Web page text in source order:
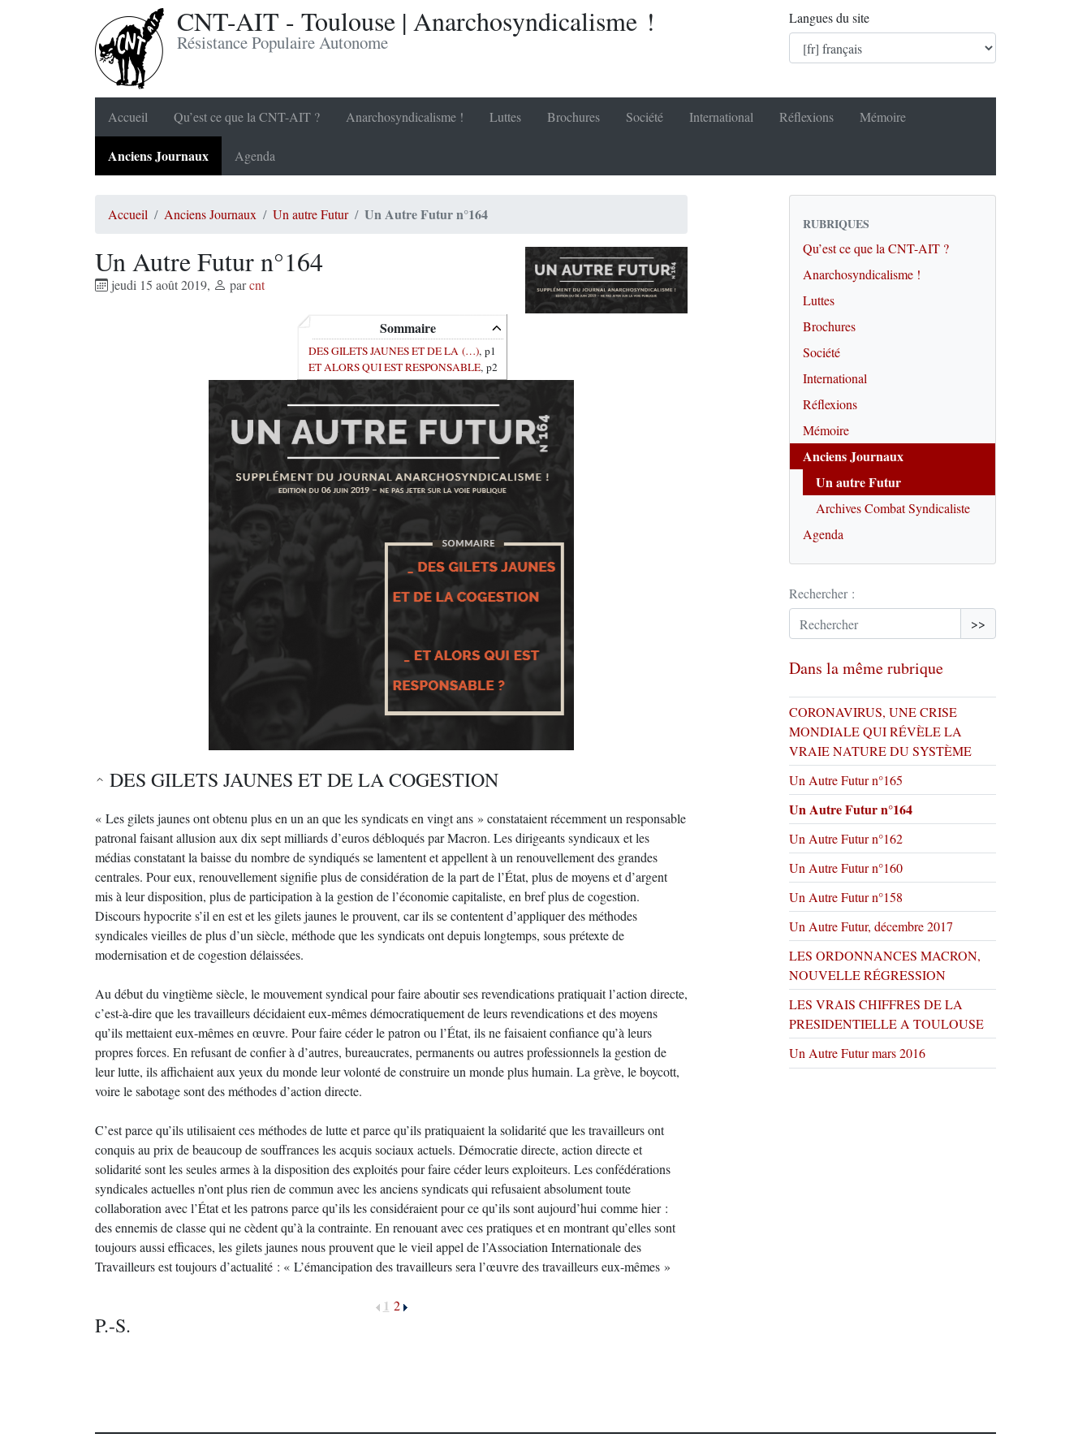
CNT-AIT - Toulouse | Anarchosyndicalisme !
Résistance Populaire Autonome
Langues du site
Accueil Qu’est ce que la CNT-AIT ? Anarchosyndicalisme ! Luttes Brochures Société International Réflexions Mémoire
Anciens Journaux Agenda
Accueil Anciens Journaux Un autre Futur Un Autre Futur n°164
Un Autre Futur n°164
jeudi 15 août 2019, parcnt
Sommaire
DES GILETS JAUNES ET DE LA (…), p1
ET ALORS QUI EST RESPONSABLE, p2
DES GILETS JAUNES ET DE LA COGESTION
« Les gilets jaunes ont obtenu plus en un an que les syndicats en vingt ans » constataient récemment un responsable
patronal faisant allusion aux dix sept milliards d’euros débloqués par Macron. Les dirigeants syndicaux et les
médias constatant la baisse du nombre de syndiqués se lamentent et appellent à un renouvellement des grandes
centrales. Pour eux, renouvellement signifie plus de considération de la part de l’État, plus de moyens et d’argent
mis à leur disposition, plus de participation à la gestion de l’économie capitaliste, en bref plus de cogestion.
Discours hypocrite s’il en est et les gilets jaunes le prouvent, car ils se contentent d’appliquer des méthodes
syndicales vieilles de plus d’un siècle, méthode que les syndicats ont depuis longtemps, sous prétexte de
modernisation et de cogestion délaissées.
Au début du vingtième siècle, le mouvement syndical pour faire aboutir ses revendications pratiquait l’action directe,
c’est-à-dire que les travailleurs décidaient eux-mêmes démocratiquement de leurs revendications et des moyens
qu’ils mettaient eux-mêmes en œuvre. Pour faire céder le patron ou l’État, ils ne faisaient confiance qu’à leurs
propres forces. En refusant de confier à d’autres, bureaucrates, permanents ou autres professionnels la gestion de
leur lutte, ils affichaient aux yeux du monde leur volonté de construire un monde plus humain. La grève, le boycott,
voire le sabotage sont des méthodes d’action directe.
C’est parce qu’ils utilisaient ces méthodes de lutte et parce qu’ils pratiquaient la solidarité que les travailleurs ont
conquis au prix de beaucoup de souffrances les acquis sociaux actuels. Démocratie directe, action directe et
solidarité sont les seules armes à la disposition des exploités pour faire céder leurs exploiteurs. Les confédérations
syndicales actuelles n’ont plus rien de commun avec les anciens syndicats qui refusaient absolument toute
collaboration avec l’État et les patrons parce qu’ils les considéraient pour ce qu’ils sont aujourd’hui comme hier :
des ennemis de classe qui ne cèdent qu’à la contrainte. En renouant avec ces pratiques et en montrant qu’elles sont
toujours aussi efficaces, les gilets jaunes nous prouvent que le vieil appel de l’Association Internationale des
Travailleurs est toujours d’actualité : « L’émancipation des travailleurs sera l’œuvre des travailleurs eux-mêmes »
1 2
P.-S.
RUBRIQUES
Qu’est ce que la CNT-AIT ?
Anarchosyndicalisme !
Luttes
Brochures
Société
International
Réflexions
Mémoire
Anciens Journaux
Un autre Futur
Archives Combat Syndicaliste
Agenda
Rechercher :
>>
Dans la même rubrique
CORONAVIRUS, UNE CRISE
MONDIALE QUI RÉVÈLE LA
VRAIE NATURE DU SYSTÈME
Un Autre Futur n°165
Un Autre Futur n°164
Un Autre Futur n°162
Un Autre Futur n°160
Un Autre Futur n°158
Un Autre Futur, décembre 2017
LES ORDONNANCES MACRON,
NOUVELLE RÉGRESSION
LES VRAIS CHIFFRES DE LA
PRESIDENTIELLE A TOULOUSE
Un Autre Futur mars 2016